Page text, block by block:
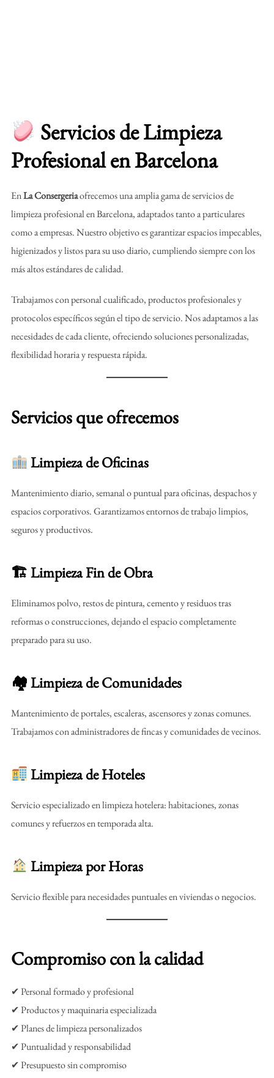
Servicios de Limpieza
Profesional en Barcelona
EnLa Consergeriaofrecemos una amplia gama de servicios de
limpieza profesional en Barcelona, adaptados tanto a particulares
como a empresas. Nuestro objetivo es garantizar espacios impecables,
higienizados y listos para su uso diario, cumpliendo siempre con los
más altos estándares de calidad.
Trabajamos con personal cualificado, productos profesionales y
protocolos específicos según el tipo de servicio. Nos adaptamos a las
necesidades de cada cliente, ofreciendo soluciones personalizadas,
flexibilidad horaria y respuesta rápida.
Servicios que ofrecemos
Limpieza de Oficinas
Mantenimiento diario, semanal o puntual para oficinas, despachos y
espacios corporativos. Garantizamos entornos de trabajo limpios,
seguros y productivos.
🏗 Limpieza Fin de Obra
Eliminamos polvo, restos de pintura, cemento y residuos tras
reformas o construcciones, dejando el espacio completamente
preparado para su uso.
🏘 Limpieza de Comunidades
Mantenimiento de portales, escaleras, ascensores y zonas comunes.
Trabajamos con administradores de fincas y comunidades de vecinos.
Limpieza de Hoteles
Servicio especializado en limpieza hotelera: habitaciones, zonas
comunes y refuerzos en temporada alta.
Limpieza por Horas
Servicio flexible para necesidades puntuales en viviendas o negocios.
Compromiso con la calidad
✔ Personal formado y profesional
✔ Productos y maquinaria especializada
✔ Planes de limpieza personalizados
✔ Puntualidad y responsabilidad
✔ Presupuesto sin compromiso